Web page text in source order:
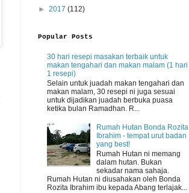
► 2017 (112)
Popular Posts
30 hari resepi masakan terbaik untuk
makan tengahari dan makan malam (1 hari
1 resepi)
Selain untuk juadah makan tengahari dan
makan malam, 30 resepi ni juga sesuai
untuk dijadikan juadah berbuka puasa
ketika bulan Ramadhan. R...
Rumah Hutan Bonda Rozita
Ibrahim - tempat urut badan
yang best!
Rumah Hutan ni memang
dalam hutan. Bukan
sekadar nama sahaja.
Rumah Hutan ni diusahakan oleh Bonda
Rozita Ibrahim ibu kepada Abang terlajak...